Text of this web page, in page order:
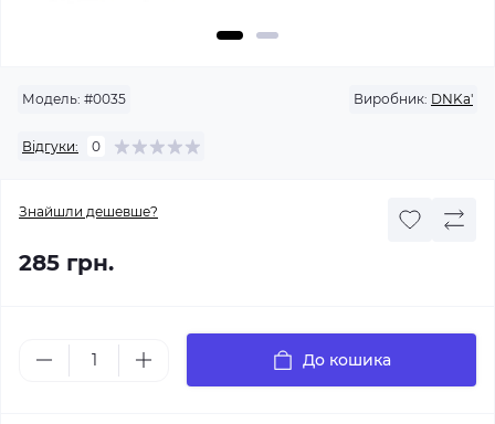
Модель: #0035 Виробник: DNKa'
Відгуки: 0
Знайшли дешевше?
285 грн.
До кошика